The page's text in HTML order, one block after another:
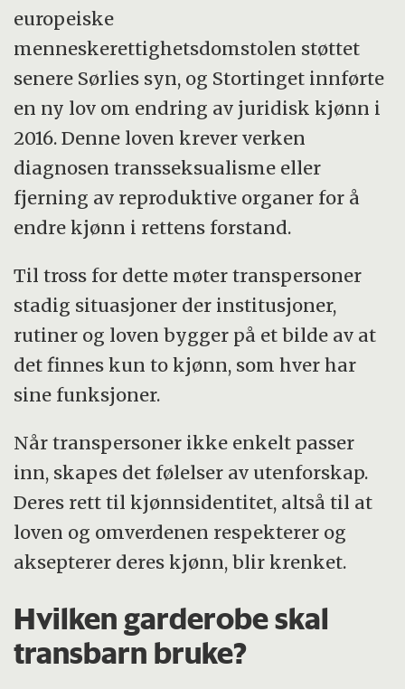
europeiske
menneskerettighetsdomstolen støttet
senere Sørlies syn, og Stortinget innførte
en ny lov om endring av juridisk kjønn i
2016. Denne loven krever verken
diagnosen transseksualisme eller
fjerning av reproduktive organer for å
endre kjønn i rettens forstand.
Til tross for dette møter transpersoner
stadig situasjoner der institusjoner,
rutiner og loven bygger på et bilde av at
det finnes kun to kjønn, som hver har
sine funksjoner.
Når transpersoner ikke enkelt passer
inn, skapes det følelser av utenforskap.
Deres rett til kjønnsidentitet, altså til at
loven og omverdenen respekterer og
aksepterer deres kjønn, blir krenket.
Hvilken garderobe skal
transbarn bruke?